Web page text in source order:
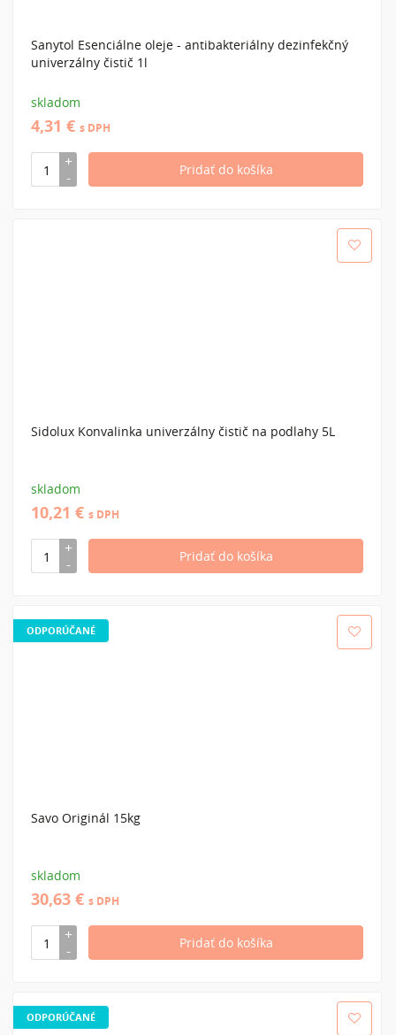
Sanytol Esenciálne oleje - antibakteriálny dezinfekčný
univerzálny čistič 1l
skladom
4,31 € s DPH
Sidolux Konvalinka univerzálny čistič na podlahy 5L
skladom
10,21 € s DPH
ODPORÚČANÉ
Savo Originál 15kg
skladom
30,63 € s DPH
ODPORÚČANÉ